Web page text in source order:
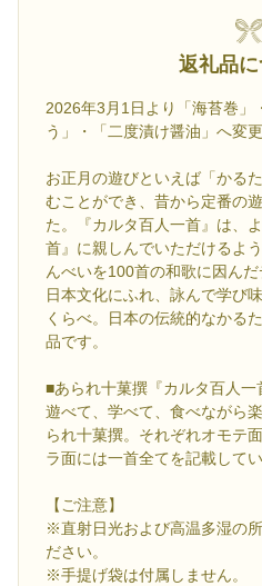
返礼品
2026年3月1日より「海苔巻」
う」・「二度漬け醤油」へ変
お正月の遊びといえば「かる
むことができ、昔から定番の
た。『カルタ百人一首』は、
首』に親しんでいただけるよ
んべいを100首の和歌に因んだ
日本文化にふれ、詠んで学び
くらべ。日本の伝統的なかる
品です。
■あられ十菓撰『カルタ百人一
遊べて、学べて、食べながら
られ十菓撰。それぞれオモテ
ラ面には一首全てを記載してい
【ご注意】
※直射日光および高温多湿の
ださい。
※手提げ袋は付属しません。